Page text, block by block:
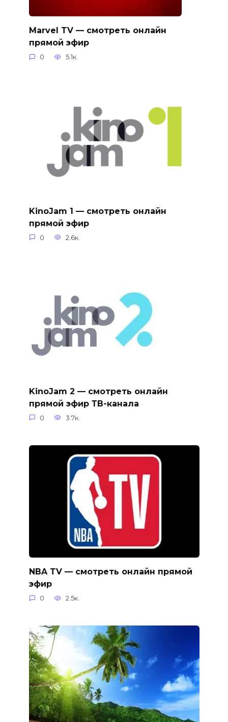
Marvel TV — смотреть онлайн
прямой эфир
0 5.1к.
KinoJam 1 — смотреть онлайн
прямой эфир
0 2.6к.
KinoJam 2 — смотреть онлайн
прямой эфир ТВ-канала
0 3.7к.
NBA TV — смотреть онлайн прямой
эфир
0 2.5к.